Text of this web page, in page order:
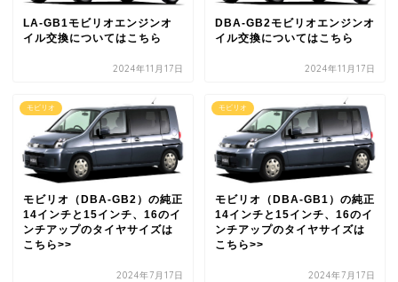
LA-GB1モビリオエンジンオ
イル交換についてはこちら
2024年11月17日
DBA-GB2モビリオエンジンオ
イル交換についてはこちら
2024年11月17日
モビリオ
モビリオ（DBA-GB2）の純正
14インチと15インチ、16のイ
ンチアップのタイヤサイズは
こちら>>
2024年7月17日
モビリオ
モビリオ（DBA-GB1）の純正
14インチと15インチ、16のイ
ンチアップのタイヤサイズは
こちら>>
2024年7月17日